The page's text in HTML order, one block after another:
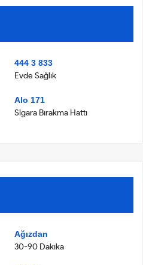
444 3 833
Evde Sağlık
Alo 171
Sigara Bırakma Hattı
Ağızdan
30-90 Dakıka